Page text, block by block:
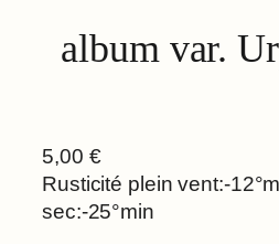
album var.
5,00 €
Rusticité plein vent:-
sec:-25°min